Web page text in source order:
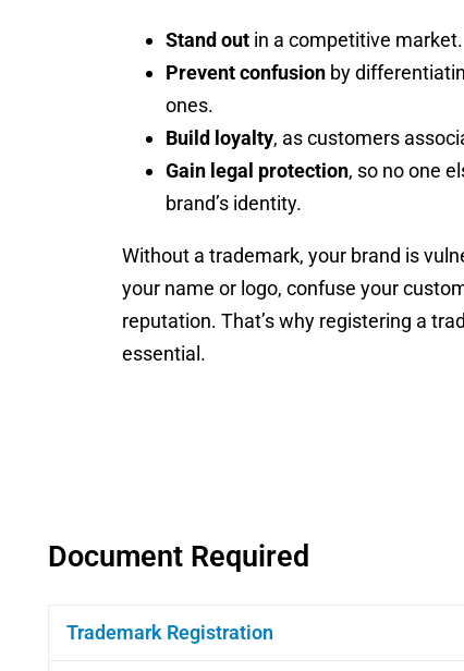
Stand out in a competitive market.
Prevent confusion by
ones.
Build loyalty, as customers
Gain legal protection, so no one
brand’s identity.
Without a trademark, your brand is
your name or logo, confuse your
reputation. That’s why registering a
essential.
Document Required
Trademark Registration